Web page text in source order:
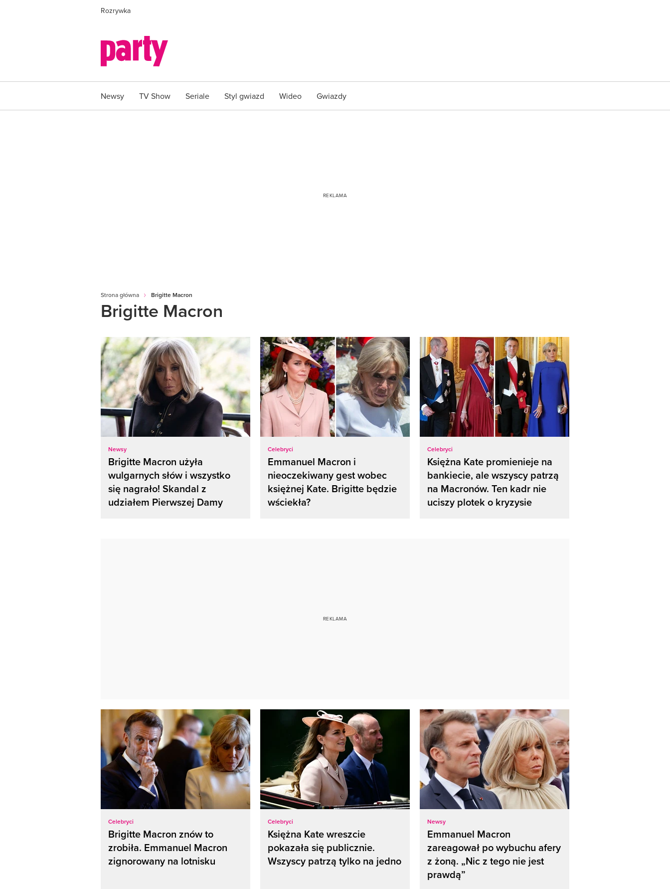
Rozrywka
Newsy TV Show Seriale Styl gwiazd Wideo Gwiazdy
Strona główna Brigitte Macron
Brigitte Macron
Newsy
Brigitte Macron użyła
wulgarnych słów i wszystko
się nagrało! Skandal z
udziałem Pierwszej Damy
Celebryci
Emmanuel Macron i
nieoczekiwany gest wobec
księżnej Kate. Brigitte będzie
wściekła?
Celebryci
Księżna Kate promienieje na
bankiecie, ale wszyscy patrzą
na Macronów. Ten kadr nie
uciszy plotek o kryzysie
Celebryci
Brigitte Macron znów to
zrobiła. Emmanuel Macron
zignorowany na lotnisku
Celebryci
Księżna Kate wreszcie
pokazała się publicznie.
Wszyscy patrzą tylko na jedno
Newsy
Emmanuel Macron
zareagował po wybuchu afery
z żoną. „Nic z tego nie jest
prawdą”